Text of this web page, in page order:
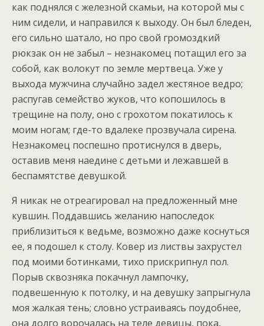
как поднялся с железной скамьи, на которой мы с
ним сидели, и направился к выходу. Он был бледен,
его сильно шатало, но про свой громоздкий
рюкзак он не забыл – незнакомец потащил его за
собой, как волокут по земле мертвеца. Уже у
выхода мужчина случайно задел жестяное ведро;
распугав семейство жуков, что копошилось в
трещине на полу, оно с грохотом покатилось к
моим ногам; где-то вдалеке прозвучала сирена.
Незнакомец поспешно протиснулся в дверь,
оставив меня наедине с детьми и лежавшей в
беспамятстве девушкой.
Я никак не отреагировал на предложенный мне
кувшин. Поддавшись желанию напоследок
приблизиться к ведьме, возможно даже коснуться
ее, я подошел к столу. Ковер из листвы захрустел
под моими ботинками, тихо прискрипнул пол.
Порыв сквозняка покачнул лампочку,
подвешенную к потолку, и на девушку запрыгнула
моя жалкая тень; словно устраиваясь поудобнее,
она долго ворочалась на теле девицы, пока,